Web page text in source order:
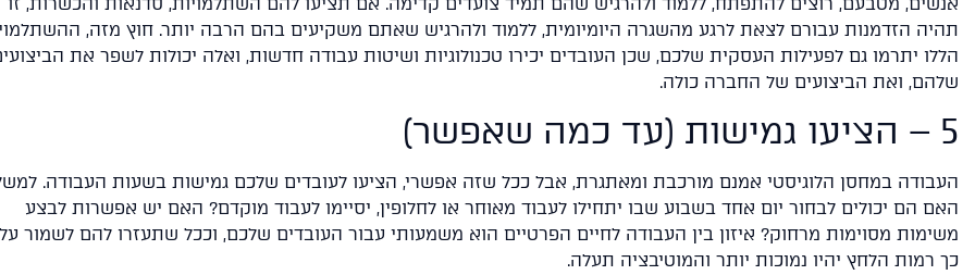
תהיה הזדמנות עבורם לצאת לרגע מהשגרה היומיומית, ללמוד ולהרגיש שאתם משקיעים בהם הרבה יותר. חוץ מזה,
הללו יתרמו גם לפעילות העסקית שלכם, שכן העובדים יכירו טכנולוגיות ושיטות עבודה חדשות, ואלה יכולות לשפר את
שלהם, ואת הביצועים של החברה כולה.
5 – הציעו גמישות (עד כמה שאפשר)
העבודה במחסן הלוגיסטי אמנם מורכבת ומאתגרת, אבל ככל שזה אפשרי, הציעו לעובדים שלכם גמישות בשעות העבודה.
האם הם יכולים לבחור יום אחד בשבוע שבו יתחילו לעבוד מאוחר או לחלופין, יסיימו לעבוד מוקדם? האם יש אפשרות לבצע
משימות מסוימות מרחוק? איזון בין העבודה לחיים הפרטיים הוא משמעותי עבור העובדים שלכם, וככל שתעזרו להם לשמור
כך רמות הלחץ יהיו נמוכות יותר והמוטיבציה תעלה.